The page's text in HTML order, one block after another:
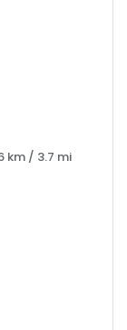
km / 3.7 mi